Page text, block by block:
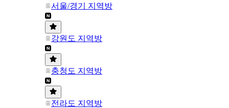
서울/경기 지역방
강원도 지역방
충청도 지역방
전라도 지역방